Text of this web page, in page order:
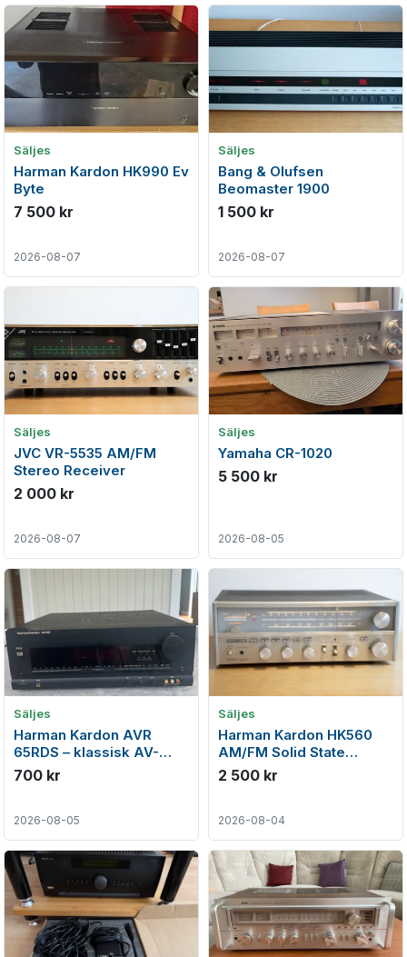
Säljes
Harman Kardon HK990 Ev
Byte
7 500 kr
2026-08-07
Säljes
Bang & Olufsen
Beomaster 1900
1 500 kr
2026-08-07
Säljes
JVC VR-5535 AM/FM
Stereo Receiver
2 000 kr
2026-08-07
Säljes
Yamaha CR-1020
5 500 kr
2026-08-05
Säljes
Harman Kardon AVR
65RDS – klassisk AV-
receiver
700 kr
2026-08-05
Säljes
Harman Kardon HK560
AM/FM Solid State
Receiver (1979)
2 500 kr
2026-08-04